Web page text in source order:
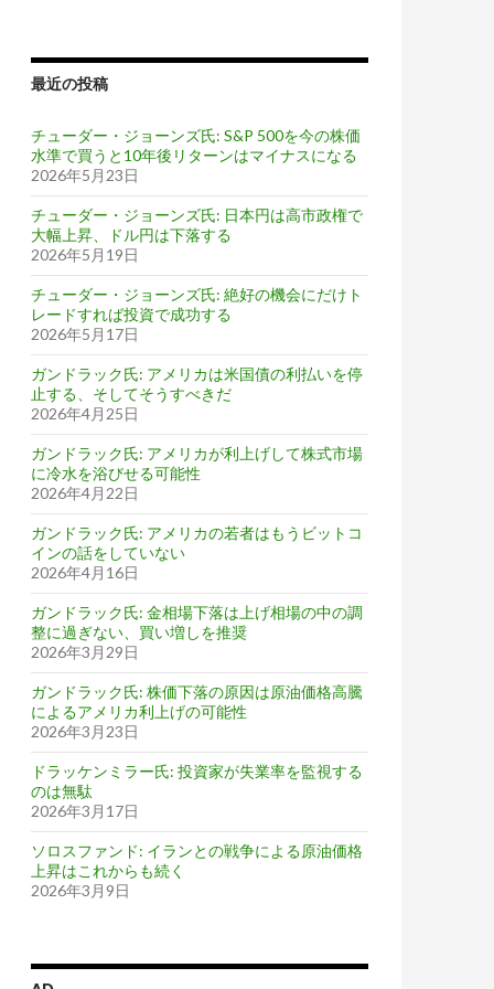
ある
り込み始める
最近の投稿
チューダー・ジョーンズ氏: S&P 500を今の株価
水準で買うと10年後リターンはマイナスになる
2026年5月23日
チューダー・ジョーンズ氏: 日本円は高市政権で
大幅上昇、ドル円は下落する
2026年5月19日
チューダー・ジョーンズ氏: 絶好の機会にだけト
レードすれば投資で成功する
2026年5月17日
ガンドラック氏: アメリカは米国債の利払いを停
止する、そしてそうすべきだ
2026年4月25日
ガンドラック氏: アメリカが利上げして株式市場
に冷水を浴びせる可能性
2026年4月22日
ガンドラック氏: アメリカの若者はもうビットコ
インの話をしていない
2026年4月16日
ガンドラック氏: 金相場下落は上げ相場の中の調
整に過ぎない、買い増しを推奨
2026年3月29日
ガンドラック氏: 株価下落の原因は原油価格高騰
によるアメリカ利上げの可能性
2026年3月23日
ドラッケンミラー氏: 投資家が失業率を監視する
のは無駄
2026年3月17日
ソロスファンド: イランとの戦争による原油価格
上昇はこれからも続く
2026年3月9日